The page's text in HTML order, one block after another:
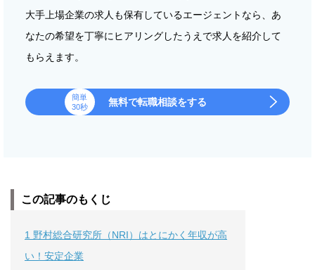
大手上場企業の求人も保有しているエージェントなら、あ
なたの希望を丁寧にヒアリングしたうえで求人を紹介して
もらえます。
簡単
30秒
無料で転職相談をする
この記事のもくじ
1 野村総合研究所（NRI）はとにかく年収が高
い！安定企業